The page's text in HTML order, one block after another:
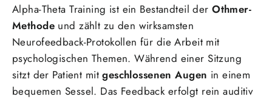
Alpha-Theta Training ist ein Bestandteil derOthmer-
Methodeund zählt zu den wirksamsten
Neurofeedback-Protokollen für die Arbeit mit
psychologischen Themen. Während einer Sitzung
sitzt der Patient mitgeschlossenen Augen in einem
bequemen Sessel. Das Feedback erfolgt rein auditiv